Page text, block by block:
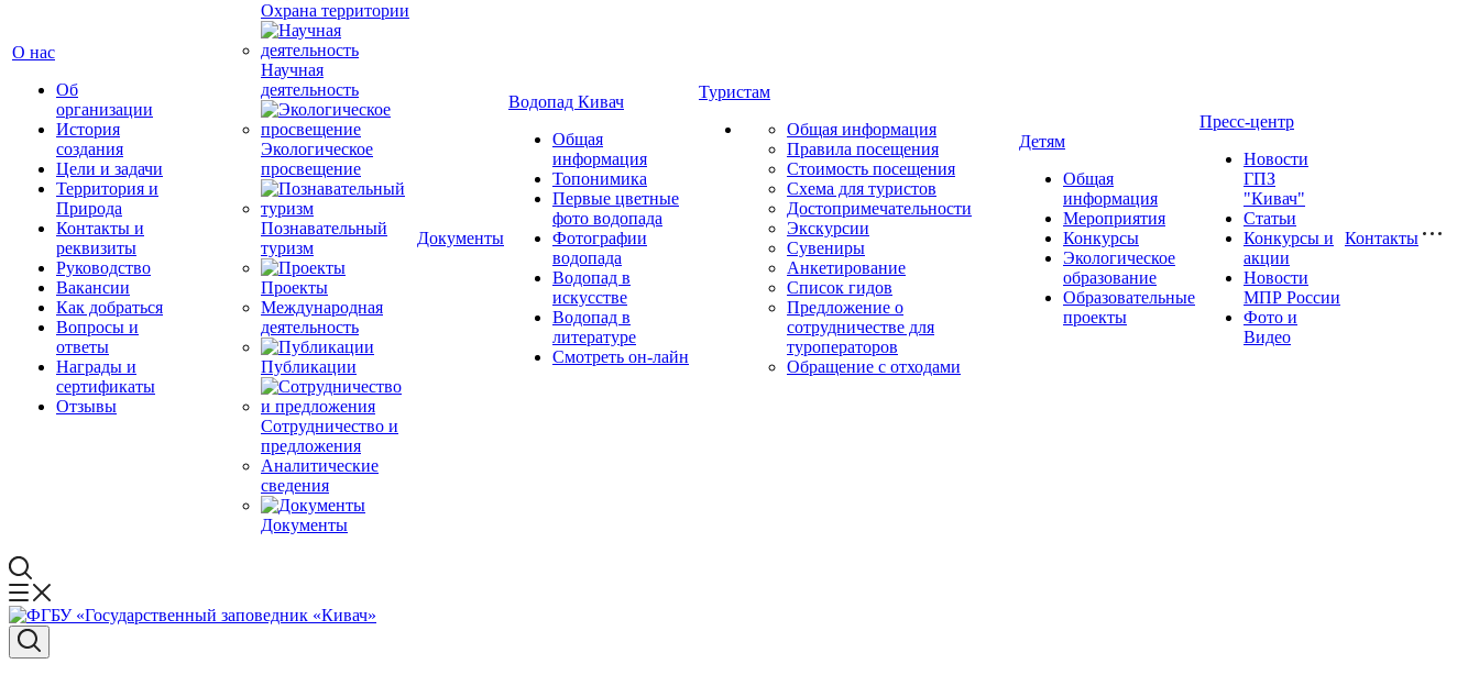
О нас
Об
организации
История
создания
Цели и задачи
Территория и
Природа
Контакты и
реквизиты
Руководство
Вакансии
Как добраться
Вопросы и
ответы
Награды и
сертификаты
Отзывы
Охрана территории
Научная
деятельность
Экологическое
просвещение
Познавательный
туризм
Проекты
Международная
деятельность
Публикации
Сотрудничество и
предложения
Аналитические
сведения
Документы
Документы
Водопад Кивач
Общая
информация
Топонимика
Первые цветные
фото водопада
Фотографии
водопада
Водопад в
искусстве
Водопад в
литературе
Смотреть он-лайн
Туристам
Общая информация
Правила посещения
Стоимость посещения
Схема для туристов
Достопримечательности
Экскурсии
Сувениры
Анкетирование
Список гидов
Предложение о
сотрудничестве для
туроператоров
Обращение с отходами
Детям
Общая
информация
Мероприятия
Конкурсы
Экологическое
образование
Образовательные
проекты
Пресс-центр
Новости
ГПЗ
"Кивач"
Статьи
Конкурсы и
акции
Новости
МПР России
Фото и
Видео
Контакты